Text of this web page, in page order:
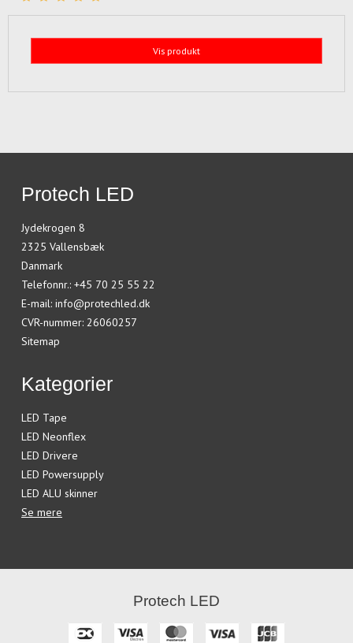
Vis produkt
Protech LED
Jydekrogen 8
2325 Vallensbæk
Danmark
Telefonnr.: +45 70 25 55 22
E-mail: info@protechled.dk
CVR-nummer: 26060257
Sitemap
Kategorier
LED Tape
LED Neonflex
LED Drivere
LED Powersupply
LED ALU skinner
Se mere
Protech LED